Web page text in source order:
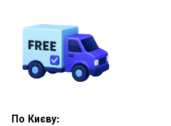
По Києву: